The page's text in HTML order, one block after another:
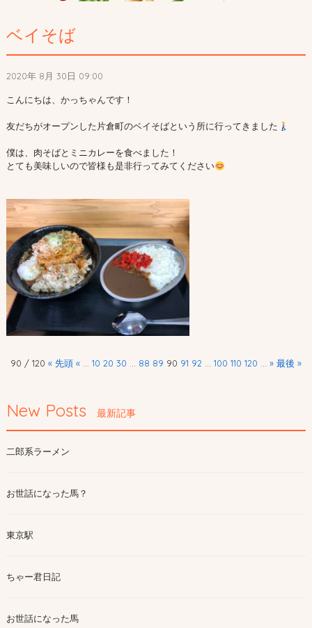
ベイそば
2020年 8月 30日 09:00
こんにちは、かっちゃんです！
友だちがオープンした片倉町のベイそばという所に行ってきました
僕は、肉そばとミニカレーを食べました！
とても美味しいので皆様も是非行ってみてください
90 / 120 « 先頭 « ... 10 20 30 ... 88 89 90 91 92 ... 100 110 120 ... » 最後 »
New Posts 最新記事
二郎系ラーメン
お世話になった馬？
東京駅
ちゃー君日記
お世話になった馬